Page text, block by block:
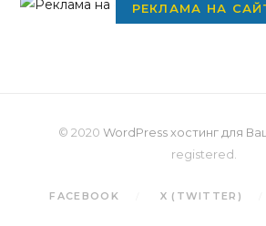
РЕКЛАМА НА
© 2020 WordPress хостинг для
registered.
FACEBOOK X (TWITTER)